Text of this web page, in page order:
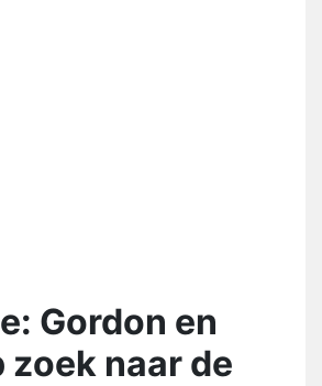
Gordon en
zoek naar de